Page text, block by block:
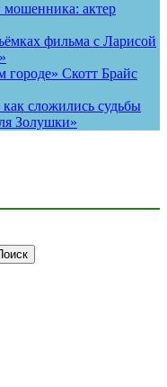
мошенника: актер
фильма с Ларисой
городе» Скотт Брайс
сложились судьбы
Золушки»